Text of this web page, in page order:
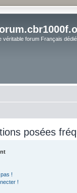
véritable forum Français
posées
!
!